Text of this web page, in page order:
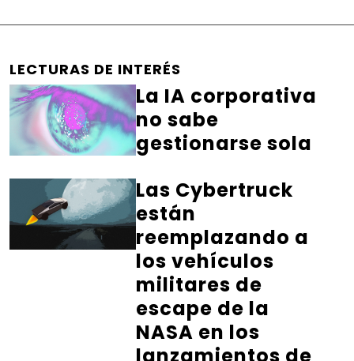
LECTURAS DE INTERÉS
La IA corporativa
no sabe
gestionarse sola
Las Cybertruck
están
reemplazando a
los vehículos
militares de
escape de la
NASA en los